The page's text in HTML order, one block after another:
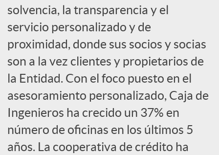
r
d
e
c
o
solvencia, la transparencia y el
servicio personalizado y de
proximidad, donde sus socios y socias
son a la vez clientes y propietarios de
la Entidad. Con el foco puesto en el
asesoramiento personalizado, Caja de
Ingenieros ha crecido un 37% en
número de oficinas en los últimos 5
años. La cooperativa de crédito ha